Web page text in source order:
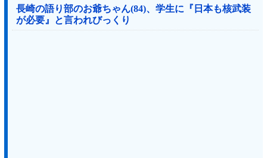
長崎の語り部のお爺ちゃん(84)、学生に『日本も核武装
が必要』と言われびっくり